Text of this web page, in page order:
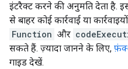
इंटरैक्ट करने की अनुमति देता है.
से बाहर कोई कार्रवाई या
Function और
सकते हैं. ज़्यादा जानने के लिए,
गाइड देखें.